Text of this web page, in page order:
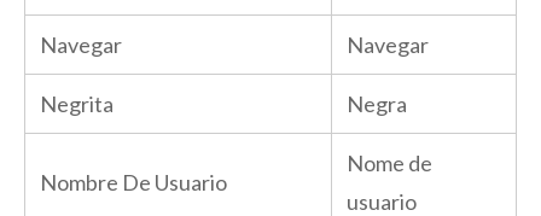
Navegar Navegar
Negrita Negra
Nombre De Usuario
Nome de
usuario